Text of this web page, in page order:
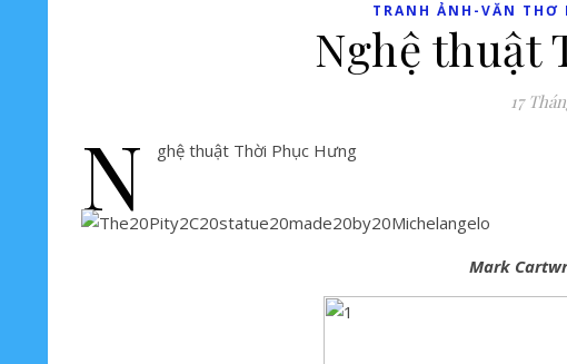
TRANH ẢNH-VĂN THƠ
Nghệ thuật
17
N ghệ thuật Thời Phục Hưng
Mark